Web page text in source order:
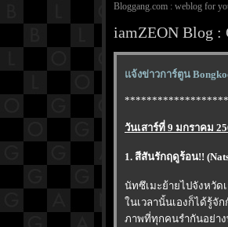
Bloggang.com : weblog for
iamZEON Blog
จ้งข่าวการ์ตูน
วันเสาร์ที่ 9 มกราคม
1. สีสันรักฤดูร้อน!!
นัทซึเมะย้ายไปจังหวัด
นเวลานั้นเองก็ได้รู้จั
ภาพที่ทุกคนรำกันอย่าง